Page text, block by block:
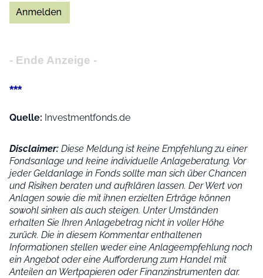
- Ende Anzeige -
***
Quelle: Investmentfonds.de
Disclaimer: Diese Meldung ist keine Empfehlung zu einer
Fondsanlage und keine individuelle Anlageberatung. Vor
jeder Geldanlage in Fonds sollte man sich über Chancen
und Risiken beraten und aufklären lassen. Der Wert von
Anlagen sowie die mit ihnen erzielten Erträge können
sowohl sinken als auch steigen. Unter Umständen
erhalten Sie Ihren Anlagebetrag nicht in voller Höhe
zurück. Die in diesem Kommentar enthaltenen
Informationen stellen weder eine Anlageempfehlung noch
ein Angebot oder eine Aufforderung zum Handel mit
Anteilen an Wertpapieren oder Finanzinstrumenten dar.